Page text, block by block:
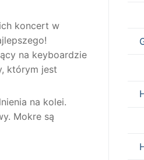
koncert w
na keyboardzie
którym jest
na kolei.
Mokre są